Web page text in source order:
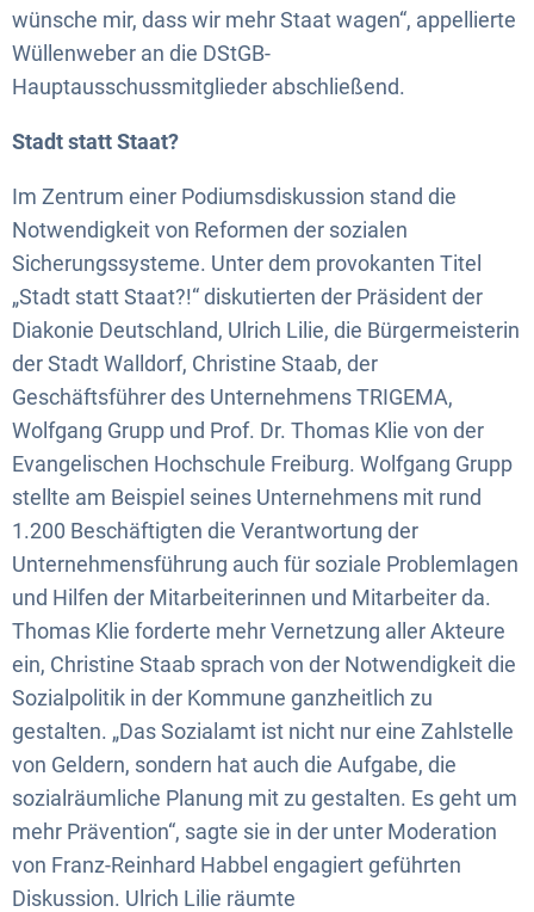
wünsche mir, dass wir mehr Staat wagen“, appellierte
Wüllenweber an die DStGB-
Hauptausschussmitglieder abschließend.
Stadt statt Staat?
Im Zentrum einer Podiumsdiskussion stand die
Notwendigkeit von Reformen der sozialen
Sicherungssysteme. Unter dem provokanten Titel
„Stadt statt Staat?!“ diskutierten der Präsident der
Diakonie Deutschland, Ulrich Lilie, die Bürgermeisterin
der Stadt Walldorf, Christine Staab, der
Geschäftsführer des Unternehmens TRIGEMA,
Wolfgang Grupp und Prof. Dr. Thomas Klie von der
Evangelischen Hochschule Freiburg. Wolfgang Grupp
stellte am Beispiel seines Unternehmens mit rund
1.200 Beschäftigten die Verantwortung der
Unternehmensführung auch für soziale Problemlagen
und Hilfen der Mitarbeiterinnen und Mitarbeiter da.
Thomas Klie forderte mehr Vernetzung aller Akteure
ein, Christine Staab sprach von der Notwendigkeit die
Sozialpolitik in der Kommune ganzheitlich zu
gestalten. „Das Sozialamt ist nicht nur eine Zahlstelle
von Geldern, sondern hat auch die Aufgabe, die
sozialräumliche Planung mit zu gestalten. Es geht um
mehr Prävention“, sagte sie in der unter Moderation
von Franz-Reinhard Habbel engagiert geführten
Diskussion. Ulrich Lilie räumte